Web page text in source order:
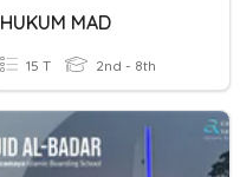
HUKUM MAD
15 T 2nd - 8th